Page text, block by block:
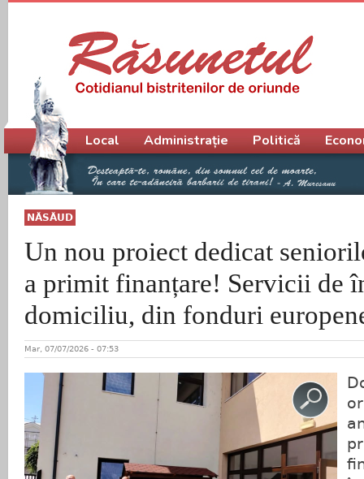
NĂSĂUD
Un nou proiect dedicat
a primit finanțare! Servicii de
domiciliu, din fonduri
Mar, 07/07/2026 - 07:53
Meniu principal
Local Administrație Politică